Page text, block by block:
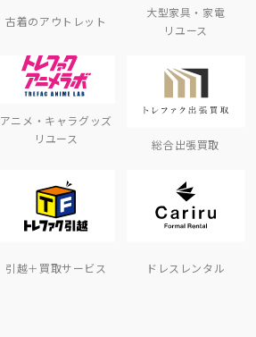
古着のアウトレット
大型家具・家電
リユース
アニメ・キャラグッズ
リユース
総合出張買取
引越＋買取サービス ドレスレンタル